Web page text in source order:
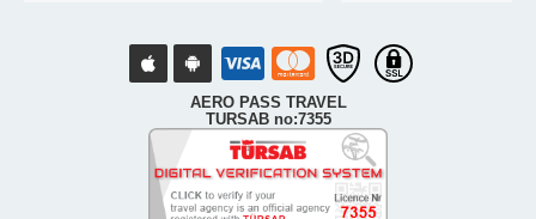
AERO PASS TRAVEL
TURSAB no:7355